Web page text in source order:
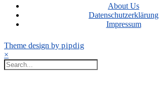
About Us
Datenschutzerklärung
Impressum
Theme design by pipdig
×